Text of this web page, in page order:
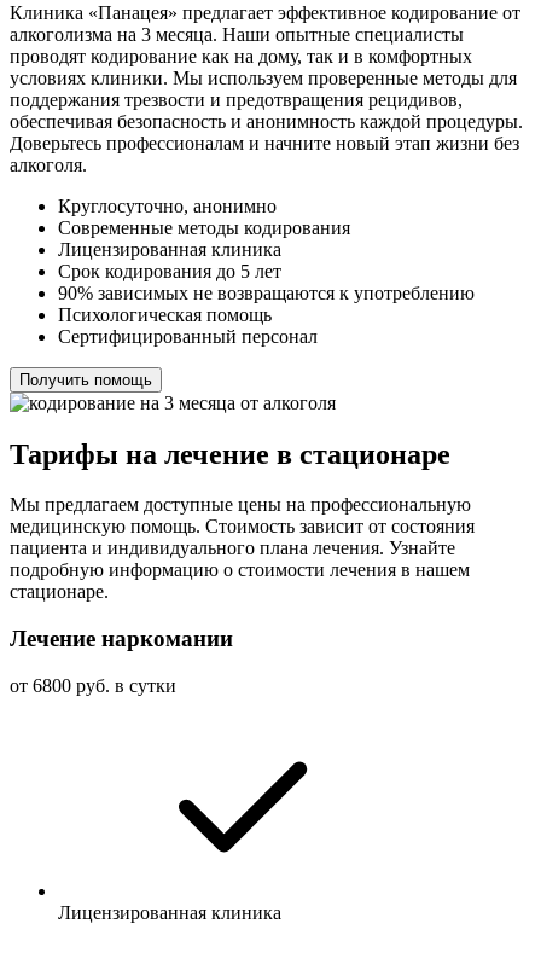
Клиника «Панацея» предлагает эффективное кодирование от
алкоголизма на 3 месяца. Наши опытные специалисты
проводят кодирование как на дому, так и в комфортных
условиях клиники. Мы используем проверенные методы для
поддержания трезвости и предотвращения рецидивов,
обеспечивая безопасность и анонимность каждой процедуры.
Доверьтесь профессионалам и начните новый этап жизни без
алкоголя.
Круглосуточно, анонимно
Современные методы кодирования
Лицензированная клиника
Срок кодирования до 5 лет
90% зависимых не возвращаются к употреблению
Психологическая помощь
Сертифицированный персонал
Получить помощь
Тарифы на лечение в стационаре
Мы предлагаем доступные цены на профессиональную
медицинскую помощь. Стоимость зависит от состояния
пациента и индивидуального плана лечения. Узнайте
подробную информацию о стоимости лечения в нашем
стационаре.
Лечение наркомании
от 6800 руб. в сутки
Лицензированная клиника